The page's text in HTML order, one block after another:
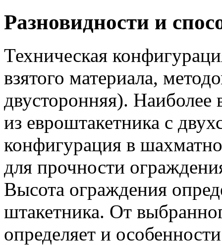
Разновидности и
Техническая
взятого материала,
двусторонняя).
из евроштакетника с
конфигурация в
для прочности
Высота ограждения
штакетника. От
определяет и